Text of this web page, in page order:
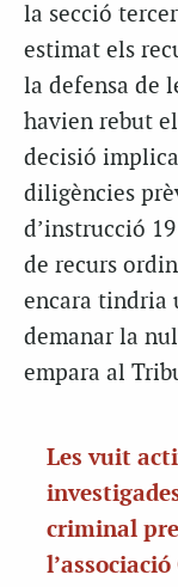
la secció
estimat els
la defensa de
havien rebut
decisió
diligències
d’instrucció
de recurs
encara tindria
demanar la
empara al
Les vuit
criminal